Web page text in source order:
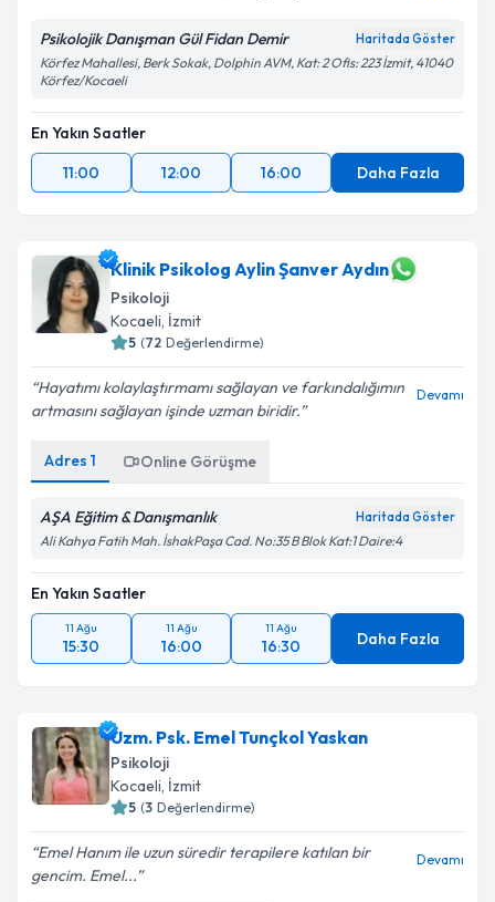
Psikolojik Danışman Gül Fidan Demir Haritada Göster
Körfez Mahallesi, Berk Sokak, Dolphin AVM, Kat: 2 Ofis: 223 İzmit, 41040
Körfez/Kocaeli
En Yakın Saatler
11:00
12:00 16:00 Daha Fazla
Klinik Psikolog Aylin Şanver Aydın
Psikoloji
Kocaeli, İzmit
5 (72 Değerlendirme)
Hayatımı kolaylaştırmamı sağlayan ve farkındalığımın
artmasını sağlayan işinde uzman biridir.
Devamı
Adres 1 Online Görüşme
AŞA Eğitim & Danışmanlık Haritada Göster
Ali Kahya Fatih Mah. İshakPaşa Cad. No:35 B Blok Kat:1 Daire:4
En Yakın Saatler
11 Ağu
15:30
11 Ağu
16:00
11 Ağu
16:30 Daha Fazla
Uzm. Psk. Emel Tunçkol Yaskan
Psikoloji
Kocaeli, İzmit
5 (3 Değerlendirme)
Emel Hanım ile uzun süredir terapilere katılan bir
gencim. Emel...
Devamı